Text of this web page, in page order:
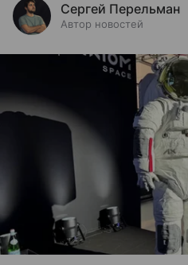
Сергей Перельман
Автор новостей